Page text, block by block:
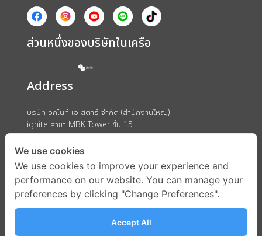
ส่วนหนึ่งของบริษัทในเครือ
Address
บริษัท อิกไนท์ เอ สตาร์ จำกัด (สำนักงานใหญ่)
ignite สาขา MBK Tower ชั้น 15
ถนนพญาไท แขวงวังใหม่ เขตปทุมวัน กรุงเทพมหานคร 10330
We use cookies
We use cookies to improve your experience and
performance on our website. You can manage your
preferences by clicking "Change Preferences".
Accept All